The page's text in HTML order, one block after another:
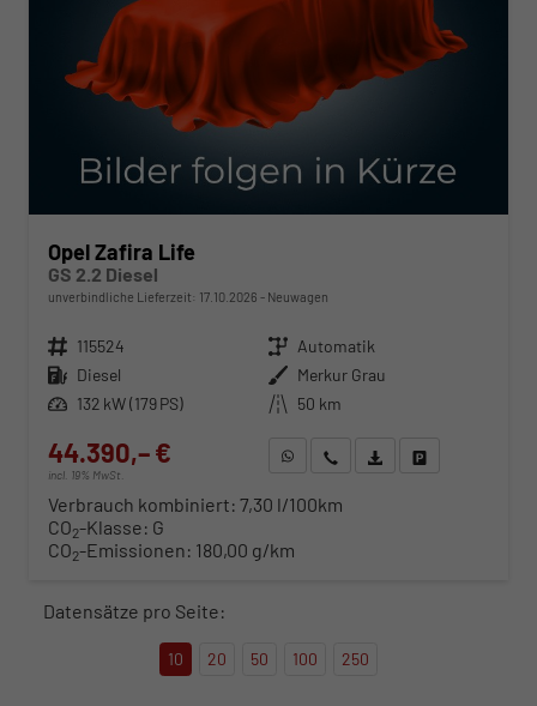
Opel Zafira Life
GS 2.2 Diesel
unverbindliche Lieferzeit: 17.10.2026 Neuwagen
Fahrzeugnr. 115524 Getriebe Automatik
Kraftstoff Diesel Außenfarbe Merkur Grau
Leistung 132 kW (179 PS) Kilometerstand 50 km
44.390,– €
incl. 19% MwSt.
WhatsApp anfragen
Wir rufen Sie anFahrzeugexposé (PDF)
Verbrauch kombiniert: 7,30 l/100km
CO2-Klasse: G
CO2-Emissionen: 180,00 g/km
Datensätze pro Seite:
10 20 50 100 250